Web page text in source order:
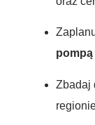
pompą
Zbadaj